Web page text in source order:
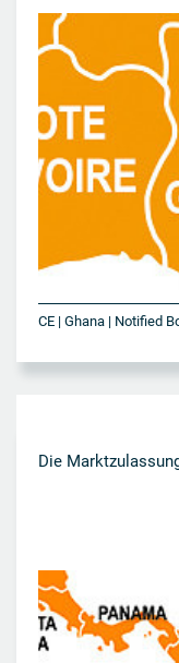
CE | Ghana | Notified
Die